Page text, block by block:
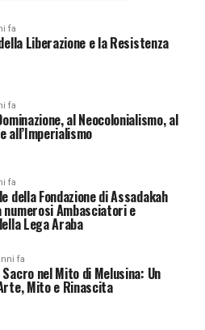
fa
Liberazione e la Resistenza
fa
al Neocolonialismo, al
all’Imperialismo
fa
della Fondazione di Assadakah
numerosi Ambasciatori e
Lega Araba
fa
Sacro nel Mito di Melusina: Un
Mito e Rinascita